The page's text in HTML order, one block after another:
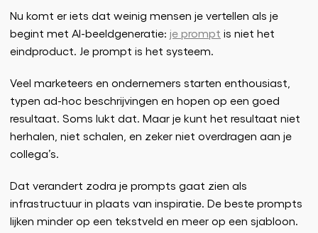
Nu komt er iets dat weinig mensen je vertellen als je
begint met AI-beeldgeneratie: je prompt is niet het
eindproduct. Je prompt is het systeem.
Veel marketeers en ondernemers starten enthousiast,
typen ad-hoc beschrijvingen en hopen op een goed
resultaat. Soms lukt dat. Maar je kunt het resultaat niet
herhalen, niet schalen, en zeker niet overdragen aan je
collega’s.
Dat verandert zodra je prompts gaat zien als
infrastructuur in plaats van inspiratie. De beste prompts
lijken minder op een tekstveld en meer op een sjabloon.